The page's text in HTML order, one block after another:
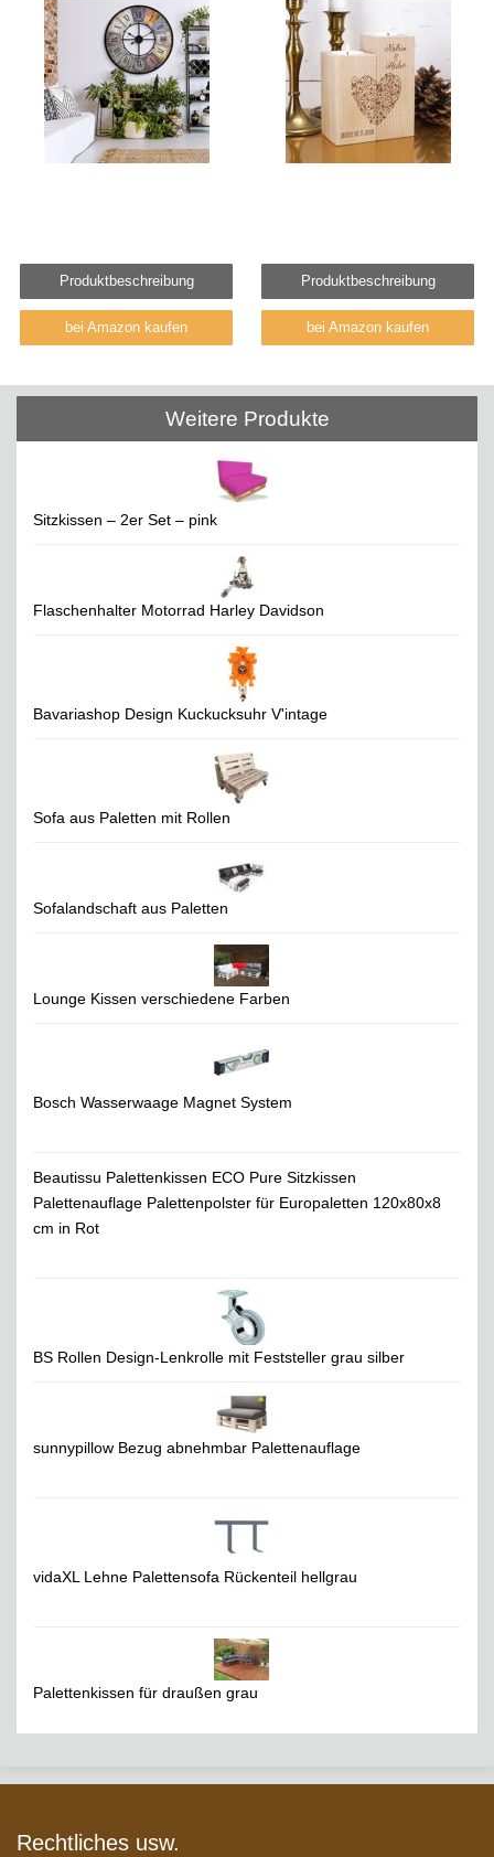
Produktbeschreibung
bei Amazon kaufen
Produktbeschreibung
bei Amazon kaufen
Weitere Produkte
Sitzkissen – 2er Set – pink
Flaschenhalter Motorrad Harley Davidson
Bavariashop Design Kuckucksuhr V'intage
Sofa aus Paletten mit Rollen
Sofalandschaft aus Paletten
Lounge Kissen verschiedene Farben
Bosch Wasserwaage Magnet System
Beautissu Palettenkissen ECO Pure Sitzkissen
Palettenauflage Palettenpolster für Europaletten 120x80x8
cm in Rot
BS Rollen Design-Lenkrolle mit Feststeller grau silber
sunnypillow Bezug abnehmbar Palettenauflage
vidaXL Lehne Palettensofa Rückenteil hellgrau
Palettenkissen für draußen grau
Rechtliches usw.